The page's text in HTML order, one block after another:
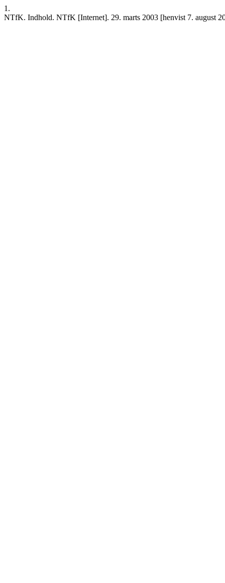
1.
NTfK. Indhold. NTfK [Internet]. 29. marts 2003 [henvist 7. august